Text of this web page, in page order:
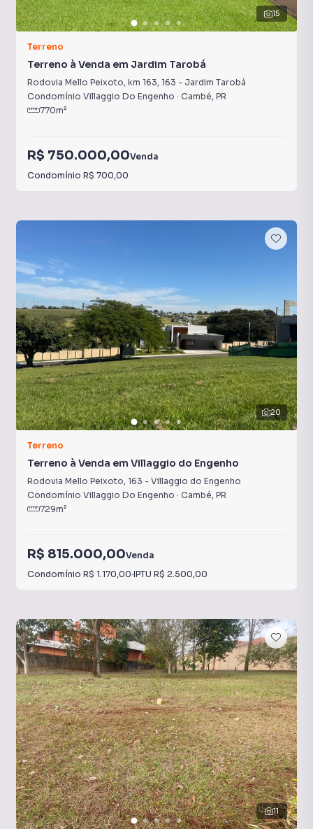
15
Terreno
Terreno à Venda em Jardim Tarobá
Rodovia Mello Peixoto, km 163, 163 - Jardim Tarobá
Condomínio Villaggio Do Engenho · Cambé, PR
770m²
R$ 750.000,00Venda
Condomínio R$ 700,00
20
Terreno
Terreno à Venda em Villaggio do Engenho
Rodovia Mello Peixoto, 163 - Villaggio do Engenho
Condomínio Villaggio Do Engenho · Cambé, PR
729m²
R$ 815.000,00Venda
Condomínio R$ 1.170,00·IPTU R$ 2.500,00
11